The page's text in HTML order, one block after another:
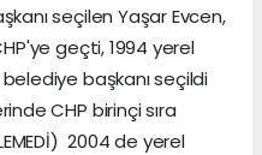
seçilen Yaşar Evcen,
geçti, 1994 yerel
başkanı seçildi
CHP birinçi sıra
2004 de yerel